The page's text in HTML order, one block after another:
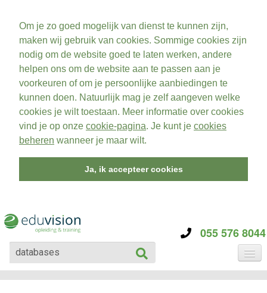
Om je zo goed mogelijk van dienst te kunnen zijn,
maken wij gebruik van cookies. Sommige cookies zijn
nodig om de website goed te laten werken, andere
helpen ons om de website aan te passen aan je
voorkeuren of om je persoonlijke aanbiedingen te
kunnen doen. Natuurlijk mag je zelf aangeven welke
cookies je wilt toestaan. Meer informatie over cookies
vind je op onze cookie-pagina. Je kunt je cookies
beheren wanneer je maar wilt.
Ja, ik accepteer cookies
055 576 8044
CATEGORIE